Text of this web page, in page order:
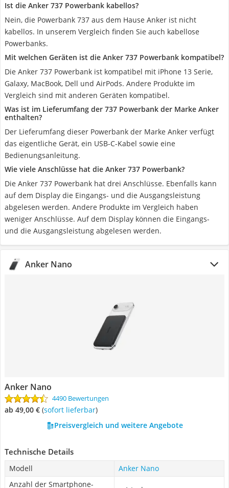
Ist die Anker 737 Powerbank kabellos?
Nein, die Powerbank 737 aus dem Hause Anker ist nicht
kabellos. In unserem Vergleich finden Sie auch kabellose
Powerbanks.
Mit welchen Geräten ist die Anker 737 Powerbank kompatibel?
Die Anker 737 Powerbank ist kompatibel mit iPhone 13 Serie,
Galaxy, MacBook, Dell und AirPods. Andere Produkte im
Vergleich sind mit anderen Geräten kompatibel.
Was ist im Lieferumfang der 737 Powerbank der Marke Anker
enthalten?
Der Lieferumfang dieser Powerbank der Marke Anker verfügt
das eigentliche Gerät, ein USB-C-Kabel sowie eine
Bedienungsanleitung.
Wie viele Anschlüsse hat die Anker 737 Powerbank?
Die Anker 737 Powerbank hat drei Anschlüsse. Ebenfalls kann
auf dem Display die Eingangs- und die Ausgangsleistung
abgelesen werden. Andere Produkte im Vergleich haben
weniger Anschlüsse. Auf dem Display können die Eingangs-
und die Ausgangsleistung abgelesen werden.
Anker Nano
Anker Nano
4490 Bewertungen
ab 49,00 € ( Sofort lieferbar)
Preisvergleich und weitere Angebote
Technische Details
Modell
Anker Nano
Anzahl der Smartphone-